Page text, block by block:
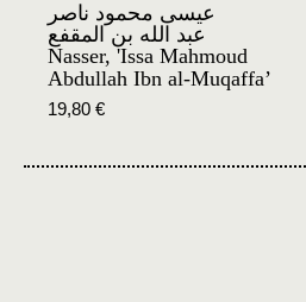
عيسى محمود ناصر
عبد الله بن المقفع
Nasser, 'Issa Mahmoud
Abdullah Ibn al-Muqaffa’
19,80 €